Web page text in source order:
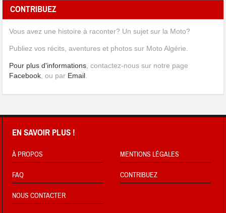
CONTRIBUEZ
Vous avez une histoire à raconter? Un sujet sur la Moto?
Publiez vos récits, aventures et photos sur Moto Algérie.
Pour plus d'informations , contactez-nous sur notre page
Facebook , ou par Email
EN SAVOIR PLUS !
À PROPOS MENTIONS LÉGALES
FAQ CONTRIBUEZ
NOUS CONTACTER